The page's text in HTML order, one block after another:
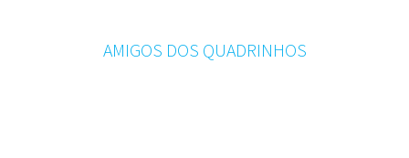
AMIGOS DOS QUADRINHOS